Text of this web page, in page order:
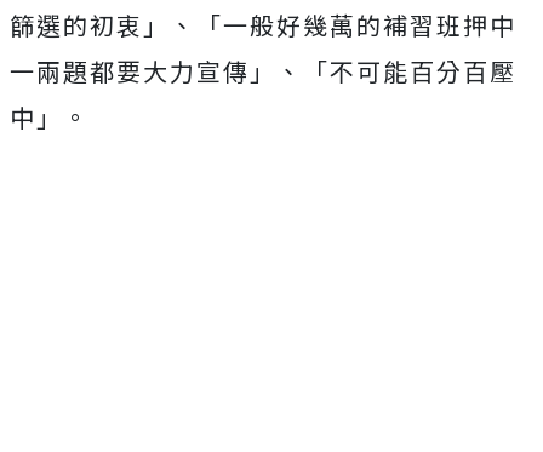
篩選的初衷」、「一般好幾萬的補習班押中
一兩題都要大力宣傳」、「不可能百分百壓
中」。